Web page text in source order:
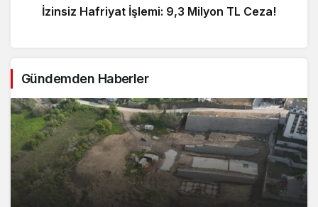
İzinsiz Hafriyat İşlemi: 9,3 Milyon TL Ceza!
Gündemden Haberler